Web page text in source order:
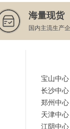
海量现货
国内主流生产
宝山中心
长沙中心
郑州中心
天津中心
江阴中心